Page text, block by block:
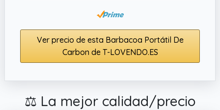
Ver precio de esta Barbacoa Portátil De
Carbon de T-LOVENDO.ES
⚖️ La mejor calidad/precio